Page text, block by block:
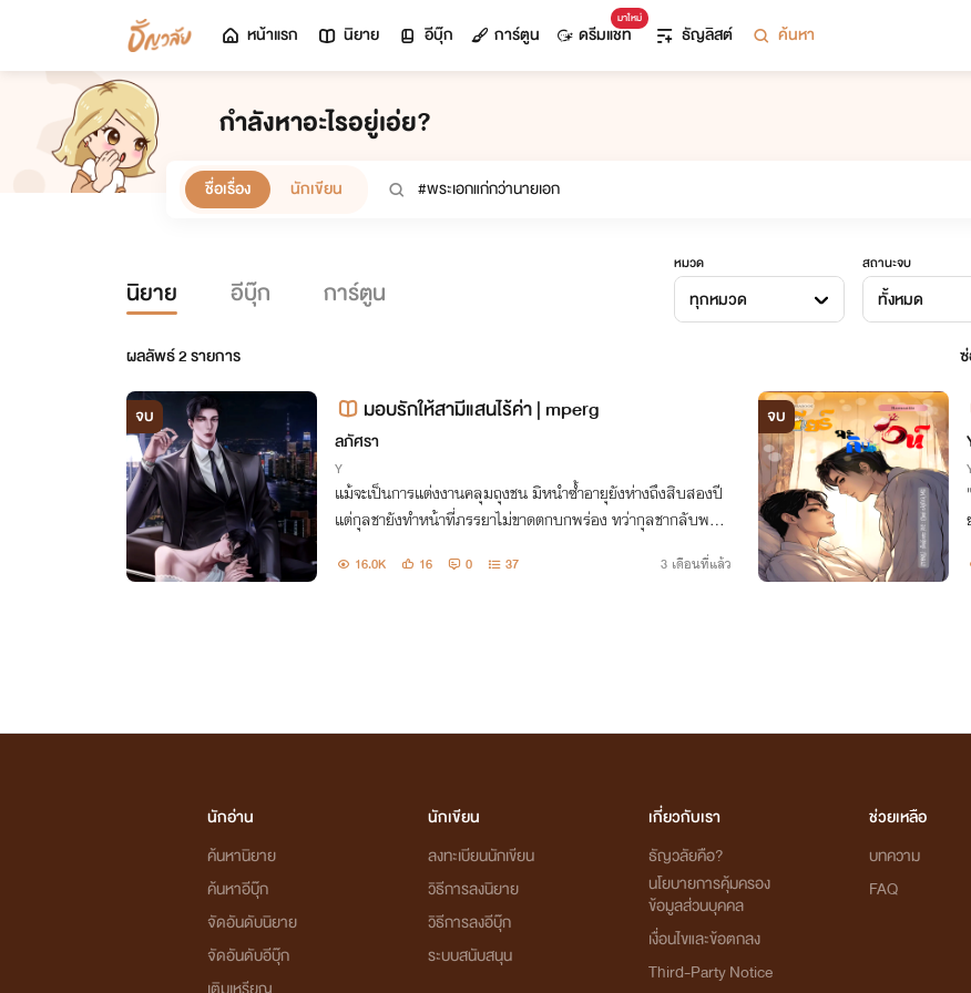
หน้าแรก นิยาย อีบุ๊ก การ์ตูน
มาใหม่
ดรีมแชท ธัญลิสต์ ค้นหา
กำลังหาอะไรอยู่เอ่ย?
ชื่อเรื่อง นักเขียน
นิยาย อีบุ๊ก การ์ตูน
หมวด
ทุกหมวด
สถานะจบ
ทั้งหมด
ผลลัพธ์2รายการ
จบ มอบรักให้สามีแสนไร้ค่า | mperg
ลภัศรา
Y
แม้จะเป็นการแต่งงานคลุมถุงชน มิหนำซ้ำอายุยังห่างถึงสิบสองปี
แต่กุลชายังทำหน้าที่ภรรยาไม่ขาดตกบกพร่อง ทว่ากุลชากลับพบว่
จริงกันเลย
16.0K 16 0 37 3 เดือนที่แล้ว
จบ
นักอ่าน
ค้นหานิยาย
ค้นหาอีบุ๊ก
จัดอันดับนิยาย
จัดอันดับอีบุ๊ก
นักเขียน
ลงทะเบียนนักเขียน
วิธีการลงนิยาย
วิธีการลงอีบุ๊ก
ระบบสนับสนุน
เกี่ยวกับเรา
ธัญวลัยคือ?
นโยบายการคุ้มครอง
ข้อมูลส่วนบุคคล
เงื่อนไขและข้อตกลง
Third-Party Notice
ช่วยเหลือ
บทความ
FAQ